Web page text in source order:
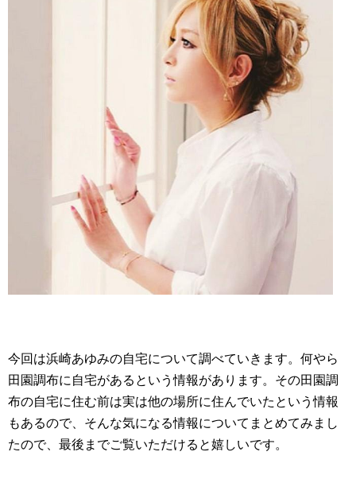
今回は浜崎あゆみの自宅について調べていきます。何やら
田園調布に自宅があるという情報があります。その田園調
布の自宅に住む前は実は他の場所に住んでいたという情報
もあるので、そんな気になる情報についてまとめてみまし
たので、最後までご覧いただけると嬉しいです。